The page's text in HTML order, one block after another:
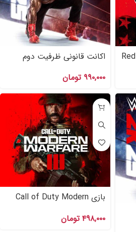
اکانت قانونی ظرفیت دوم Red
اکانت قانونی ظرفیت دوم
۹۹۰,۰۰۰ تومان
بازی Call of Duty Modern
PS۴,PS۵
۴۹۸,۰۰۰ تومان